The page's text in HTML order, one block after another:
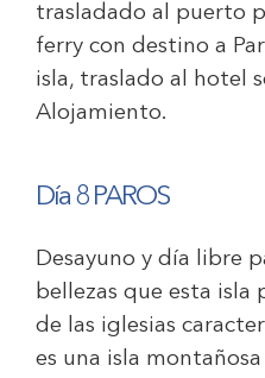
trasladado al puerto
ferry con destino a
isla, traslado al hotel
Alojamiento.
Día 8 PAROS
Desayuno y día libre
bellezas que esta isla
de las iglesias
es una isla